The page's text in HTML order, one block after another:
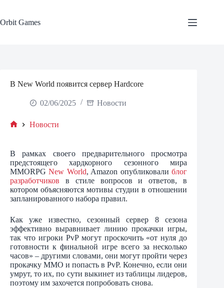
content
Orbit Games
В New World появится сервер Hardcore
02/06/2025 Новости
Новости
В рамках своего предварительного просмотра
предстоящего хардкорного сезонного мира
MMORPGNew World, Amazon опубликовалиблог
разработчиков в стиле вопросов и ответов, в
котором объясняются мотивы студии в отношении
запланированного набора правил.
Как уже известно, сезонный сервер 8 сезона
эффективно выравнивает линию прокачки игры,
так что игроки PvP могут проскочить «от нуля до
готовности к финальной игре всего за несколько
часов» – другими словами, они могут пройти через
прокачку MMO и попасть в PvP. Конечно, если они
умрут, то их, по сути выкинет из таблицы лидеров,
поэтому им захочется попробовать снова.